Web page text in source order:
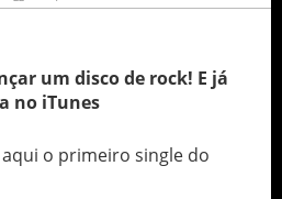
um disco de rock! E já
no iTunes
o primeiro single do